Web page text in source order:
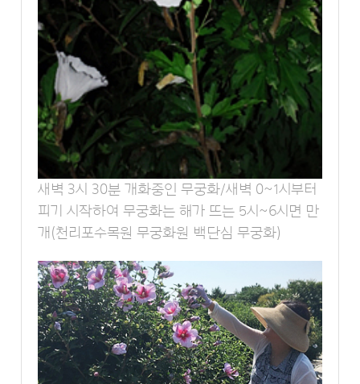
새벽 3시 30분 개화중인 무궁화/새벽 0~1시부터
피기 시작하여 무궁화는 해가 뜨는 5시~6시면 만
개(천리포수목원 무궁화원 백단심 무궁화)